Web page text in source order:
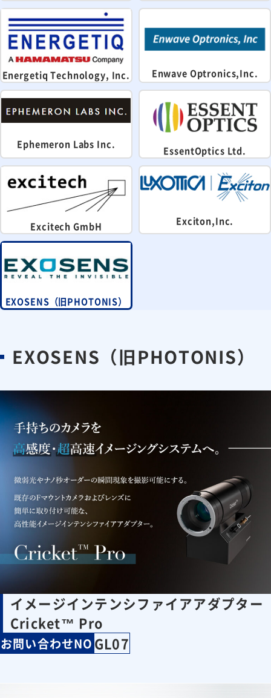
Energetiq Technology, Inc. Enwave Optronics,Inc.
Ephemeron Labs Inc.
EssentOptics Ltd.
Excitech GmbH Exciton,Inc.
EXOSENS（旧PHOTONIS）
EXOSENS（旧PHOTONIS）
イメージインテンシファイアアダプター
Cricket™ Pro
お問い合わせNO GL07